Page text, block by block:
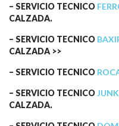
– SERVICIO TECNICO
CALZADA.
– SERVICIO TECNICO
CALZADA >>
– SERVICIO TECNICO
– SERVICIO TECNICO
CALZADA.